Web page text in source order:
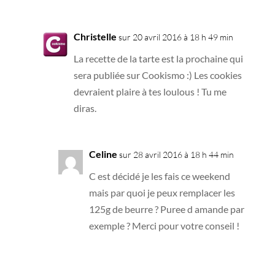
Christelle sur 20 avril 2016 à 18 h 49 min
La recette de la tarte est la prochaine qui
sera publiée sur Cookismo :) Les cookies
devraient plaire à tes loulous ! Tu me
diras.
Celine sur 28 avril 2016 à 18 h 44 min
C est décidé je les fais ce weekend
mais par quoi je peux remplacer les
125g de beurre ? Puree d amande par
exemple ? Merci pour votre conseil !